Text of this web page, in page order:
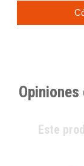
Este